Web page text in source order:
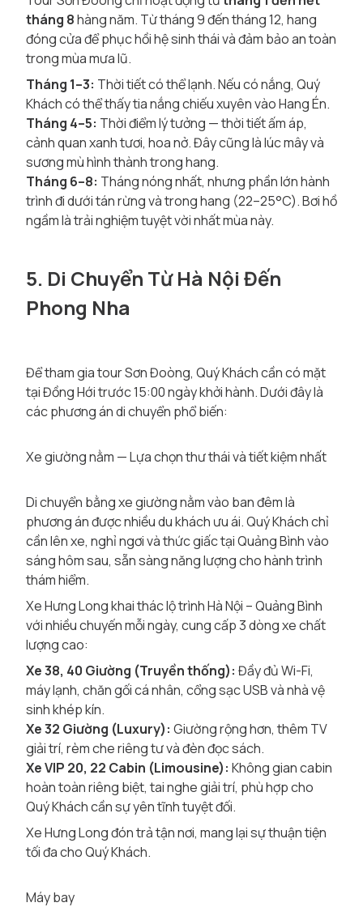
tháng 8hàng năm. Từ tháng 9 đến tháng 12, hang
đóng cửa để phục hồi hệ sinh thái và đảm bảo an toàn
trong mùa mưa lũ.
Tháng 1–3: Thời tiết có thể lạnh. Nếu có nắng, Quý
Khách có thể thấy tia nắng chiếu xuyên vào Hang Én.
Tháng 4–5: Thời điểm lý tưởng — thời tiết ấm áp,
cảnh quan xanh tươi, hoa nở. Đây cũng là lúc mây và
sương mù hình thành trong hang.
Tháng 6–8: Tháng nóng nhất, nhưng phần lớn hành
trình đi dưới tán rừng và trong hang (22–25°C). Bơi hồ
ngầm là trải nghiệm tuyệt vời nhất mùa này.
5. Di Chuyển Từ Hà Nội Đến
Phong Nha
Để tham gia tour Sơn Đoòng, Quý Khách cần có mặt
tại Đồng Hới trước 15:00 ngày khởi hành. Dưới đây là
các phương án di chuyển phổ biến:
Xe giường nằm — Lựa chọn thư thái và tiết kiệm nhất
Di chuyển bằng xe giường nằm vào ban đêm là
phương án được nhiều du khách ưu ái. Quý Khách chỉ
cần lên xe, nghỉ ngơi và thức giấc tại Quảng Bình vào
sáng hôm sau, sẵn sàng năng lượng cho hành trình
thám hiểm.
Xe Hưng Long khai thác lộ trình Hà Nội – Quảng Bình
với nhiều chuyến mỗi ngày, cung cấp 3 dòng xe chất
lượng cao:
Xe 38, 40 Giường (Truyền thống): Đầy đủ Wi-Fi,
máy lạnh, chăn gối cá nhân, cổng sạc USB và nhà vệ
sinh khép kín.
Xe 32 Giường (Luxury): Giường rộng hơn, thêm TV
giải trí, rèm che riêng tư và đèn đọc sách.
Xe VIP 20, 22 Cabin (Limousine): Không gian cabin
hoàn toàn riêng biệt, tai nghe giải trí, phù hợp cho
Quý Khách cần sự yên tĩnh tuyệt đối.
Xe Hưng Long đón trả tận nơi, mang lại sự thuận tiện
tối đa cho Quý Khách.
Máy bay